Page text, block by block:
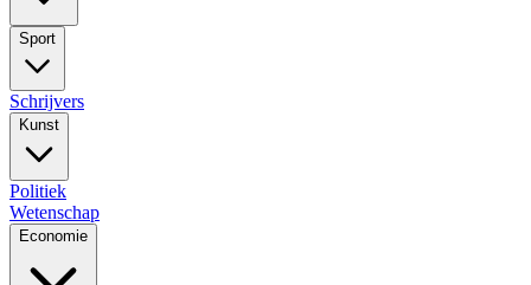
Sport
Schrijvers
Kunst
Politiek
Wetenschap
Economie